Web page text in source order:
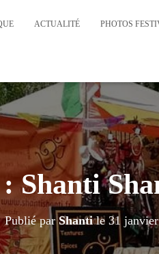
ACTUALITÉ PHOTOS
Shanti
Publié parShantile 31